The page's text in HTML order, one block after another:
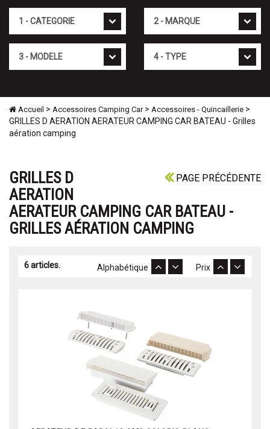
Accueil > Accessoires Camping Car> Accessoires - Quincaillerie >
GRILLES D AERATION AERATEUR CAMPING CAR BATEAU - Grilles
aération camping
PAGE PRÉCÉDENTE
GRILLES D
AERATION
AERATEUR CAMPING CAR BATEAU -
GRILLES AÉRATION CAMPING
6 articles. Prix
Alphabétique